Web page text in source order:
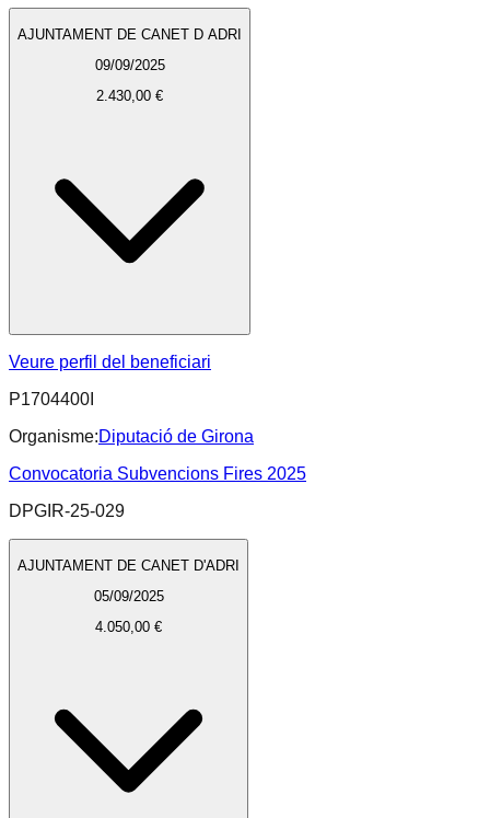
AJUNTAMENT DE CANET D ADRI
09/09/2025
2.430,00 €
Veure perfil del beneficiari
P1704400I
Organisme:Diputació de Girona
Convocatoria Subvencions Fires 2025
DPGIR-25-029
AJUNTAMENT DE CANET D'ADRI
05/09/2025
4.050,00 €